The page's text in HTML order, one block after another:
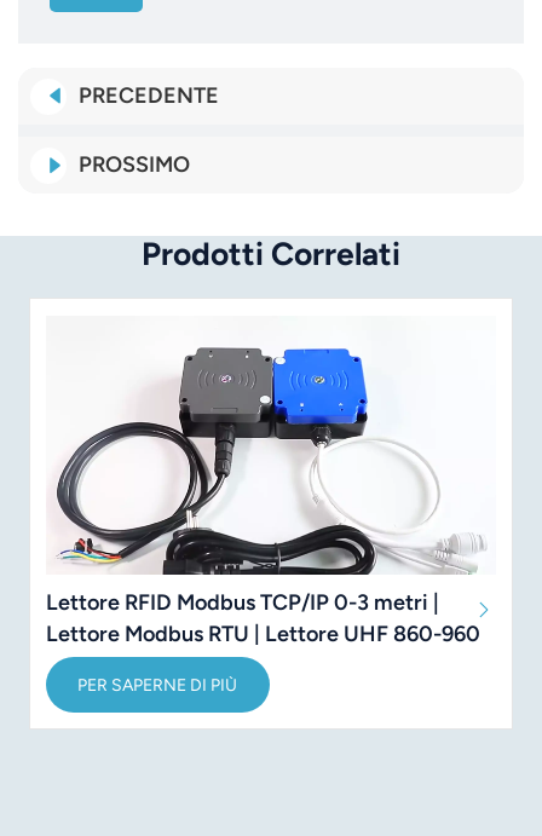
PRECEDENTE
PROSSIMO
Prodotti Correlati
Lettore RFID Modbus TCP/IP 0-3 metri |
Lettore Modbus RTU | Lettore UHF 860-960
MHz
PER SAPERNE DI PIÙ